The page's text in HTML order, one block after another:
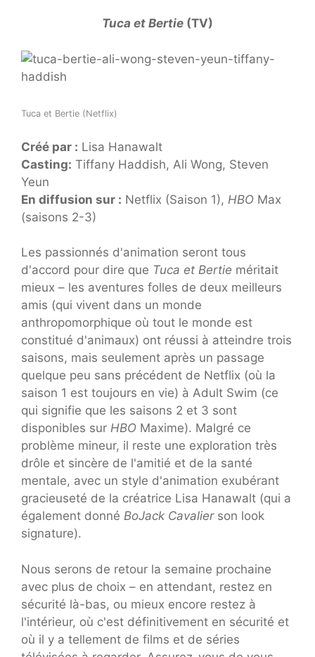
Tuca et Bertie (TV)
Tuca et Bertie (Netflix)
Créé par : Lisa Hanawalt
Casting: Tiffany Haddish, Ali Wong, Steven
Yeun
En diffusion sur : Netflix (Saison 1), HBO Max
(saisons 2-3)
Les passionnés d'animation seront tous
d'accord pour dire que Tuca et Bertie méritait
mieux – les aventures folles de deux meilleurs
amis (qui vivent dans un monde
anthropomorphique où tout le monde est
constitué d'animaux) ont réussi à atteindre trois
saisons, mais seulement après un passage
quelque peu sans précédent de Netflix (où la
saison 1 est toujours en vie) à Adult Swim (ce
qui signifie que les saisons 2 et 3 sont
disponibles sur HBO Maxime). Malgré ce
problème mineur, il reste une exploration très
drôle et sincère de l'amitié et de la santé
mentale, avec un style d'animation exubérant
gracieuseté de la créatrice Lisa Hanawalt (qui a
également donné BoJack Cavalierson look
signature).
Nous serons de retour la semaine prochaine
avec plus de choix – en attendant, restez en
sécurité là-bas, ou mieux encore restez à
l'intérieur, où c'est définitivement en sécurité et
où il y a tellement de films et de séries